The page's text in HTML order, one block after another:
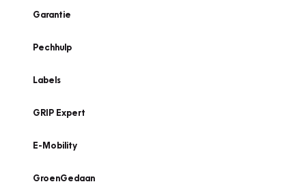
Garantie
Pechhulp
Labels
GRIP Expert
E-Mobility
GroenGedaan